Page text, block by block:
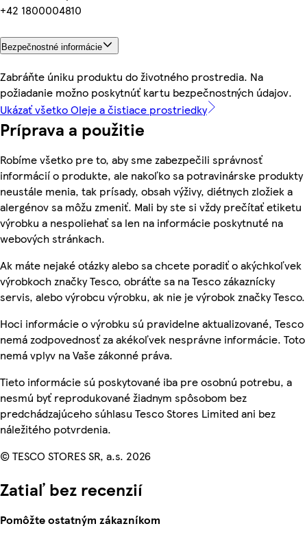
+42 1800004810
Bezpečnostné informácie
Zabráňte úniku produktu do životného prostredia. Na
požiadanie možno poskytnúť kartu bezpečnostných údajov.
Ukázať všetko Oleje a čistiace prostriedky
Príprava a použitie
Robíme všetko pre to, aby sme zabezpečili správnosť
informácií o produkte, ale nakoľko sa potravinárske produkty
neustále menia, tak prísady, obsah výživy, diétnych zložiek a
alergénov sa môžu zmeniť. Mali by ste si vždy prečítať etiketu
výrobku a nespoliehať sa len na informácie poskytnuté na
webových stránkach.
Ak máte nejaké otázky alebo sa chcete poradiť o akýchkoľvek
výrobkoch značky Tesco, obráťte sa na Tesco zákaznícky
servis, alebo výrobcu výrobku, ak nie je výrobok značky Tesco.
Hoci informácie o výrobku sú pravidelne aktualizované, Tesco
nemá zodpovednosť za akékoľvek nesprávne informácie. Toto
nemá vplyv na Vaše zákonné práva.
Tieto informácie sú poskytované iba pre osobnú potrebu, a
nesmú byť reprodukované žiadnym spôsobom bez
predchádzajúceho súhlasu Tesco Stores Limited ani bez
náležitého potvrdenia.
© TESCO STORES SR, a.s. 2026
Zatiaľ bez recenzií
Pomôžte ostatným zákazníkom